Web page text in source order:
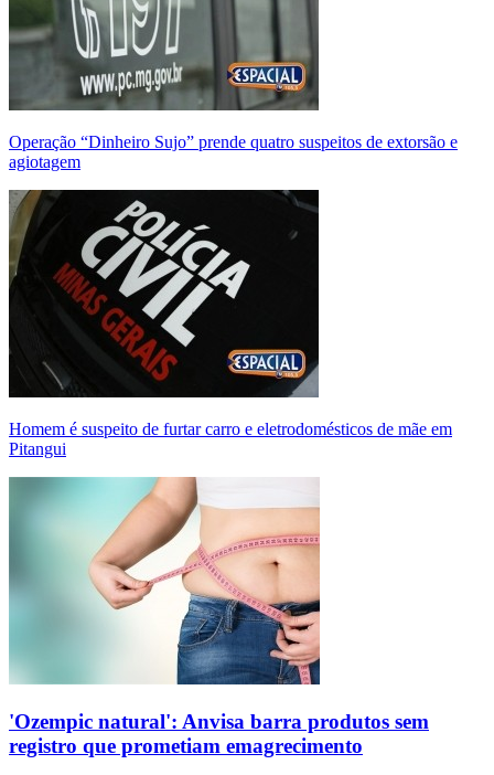
Operação “Dinheiro Sujo” prende quatro suspeitos de extorsão e
agiotagem
Homem é suspeito de furtar carro e eletrodomésticos de mãe em
Pitangui
'Ozempic natural': Anvisa barra produtos sem
registro que prometiam emagrecimento